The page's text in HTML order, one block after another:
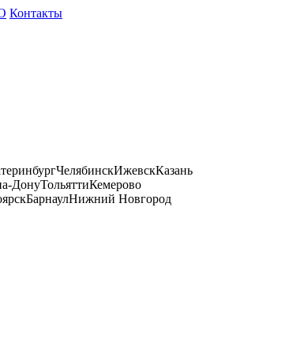
Контакты
ЧелябинскИжевскКазань
ДонуТольяттиКемерово
БарнаулНижний Новгород